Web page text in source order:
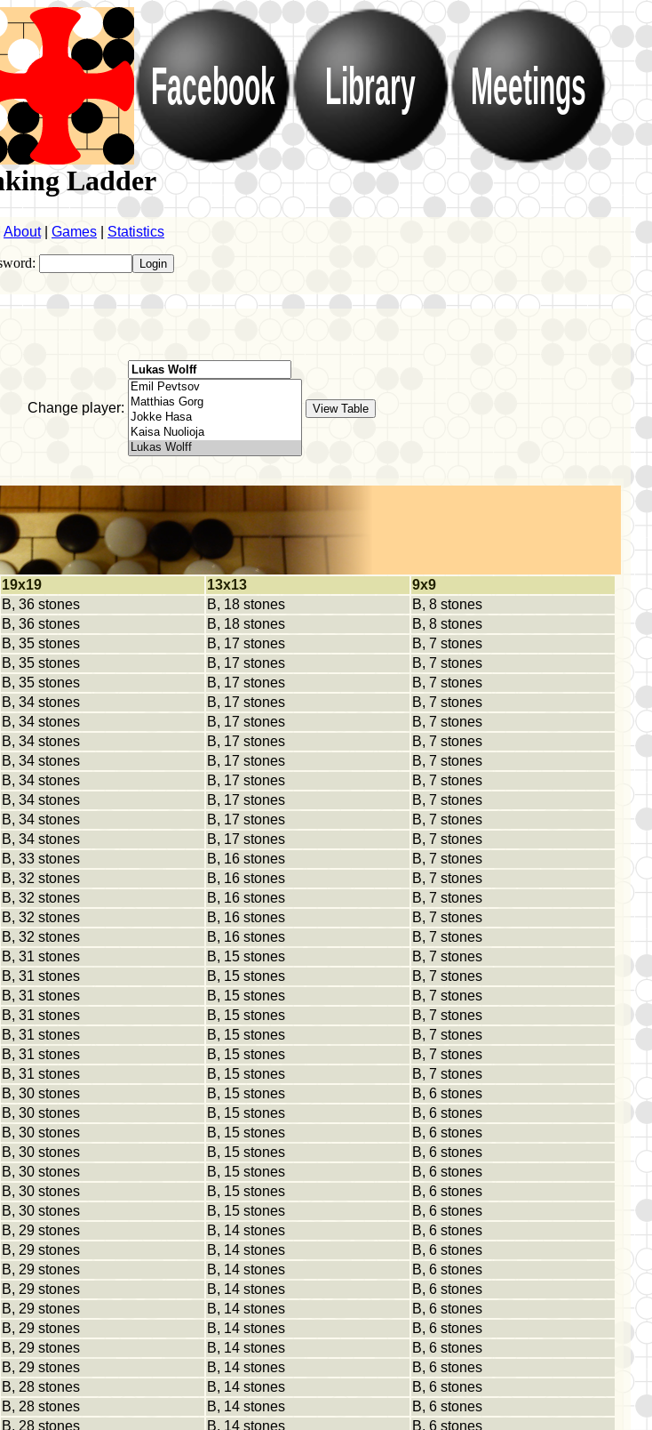
Facebook Library Meetings
Ladder
About| Games Statistics
Change player:
19x19 13x13
9x9
B, 36 stones B, 18 stones
B, 8 stones
B, 36 stones B, 18 stones
B, 8 stones
B, 35 stones B, 17 stones
B, 7 stones
B, 35 stones B, 17 stones
B, 7 stones
B, 35 stones B, 17 stones
B, 7 stones
B, 34 stones B, 17 stones
B, 7 stones
B, 34 stones B, 17 stones
B, 7 stones
B, 34 stones B, 17 stones
B, 7 stones
B, 34 stones B, 17 stones
B, 7 stones
B, 34 stones B, 17 stones
B, 7 stones
B, 34 stones B, 17 stones
B, 7 stones
B, 34 stones B, 17 stones
B, 7 stones
B, 34 stones B, 17 stones
B, 7 stones
B, 33 stones B, 16 stones
B, 7 stones
B, 32 stones B, 16 stones
B, 7 stones
B, 32 stones B, 16 stones
B, 7 stones
B, 32 stones B, 16 stones
B, 7 stones
B, 32 stones B, 16 stones
B, 7 stones
B, 31 stones B, 15 stones
B, 7 stones
B, 31 stones B, 15 stones
B, 7 stones
B, 31 stones B, 15 stones
B, 7 stones
B, 31 stones B, 15 stones
B, 7 stones
B, 31 stones B, 15 stones
B, 7 stones
B, 31 stones B, 15 stones
B, 7 stones
B, 31 stones B, 15 stones
B, 7 stones
B, 30 stones B, 15 stones
B, 6 stones
B, 30 stones B, 15 stones
B, 6 stones
B, 30 stones B, 15 stones
B, 6 stones
B, 30 stones B, 15 stones
B, 6 stones
B, 30 stones B, 15 stones
B, 6 stones
B, 30 stones B, 15 stones
B, 6 stones
B, 30 stones B, 15 stones
B, 6 stones
B, 29 stones B, 14 stones
B, 6 stones
B, 29 stones B, 14 stones
B, 6 stones
B, 29 stones B, 14 stones
B, 6 stones
B, 29 stones B, 14 stones
B, 6 stones
B, 29 stones B, 14 stones
B, 6 stones
B, 29 stones B, 14 stones
B, 6 stones
B, 29 stones B, 14 stones
B, 6 stones
B, 29 stones B, 14 stones
B, 6 stones
B, 28 stones B, 14 stones
B, 6 stones
B, 28 stones B, 14 stones
B, 6 stones
B, 28 stones B, 14 stones
B, 6 stones